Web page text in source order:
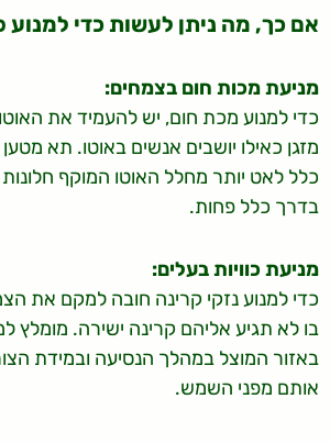
אם כך, מה ניתן לעשות כדי למנוע
מניעת מכות חום בצמחים:
כדי למנוע מכת חום, יש להעמיד את
מזגן כאילו יושבים אנשים באוטו. תא
כלל לאט יותר מחלל האוטו המוקף
בדרך כלל פחות.
מניעת כוויות בעלים:
כדי למנוע נזקי קרינה חובה למקם את
בו לא תגיע אליהם קרינה ישירה.
באזור המוצל במהלך הנסיעה ובמידת
אותם מפני השמש.